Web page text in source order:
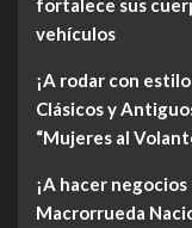
vehículos
¡A rodar con
Clásicos y
“Mujeres al
¡A hacer
Macrorrueda